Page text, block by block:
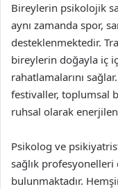
Bireylerin psikolojik
aynı zamanda spor,
desteklenmektedir.
bireylerin doğayla iç
rahatlamalarını
festivaller, toplumsal
ruhsal olarak
Psikolog ve
sağlık profesyonelleri
bulunmaktadır.